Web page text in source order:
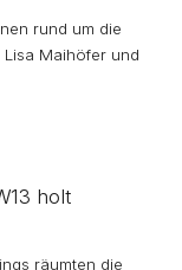
rund um die
Maihöfer und
holt
räumten die